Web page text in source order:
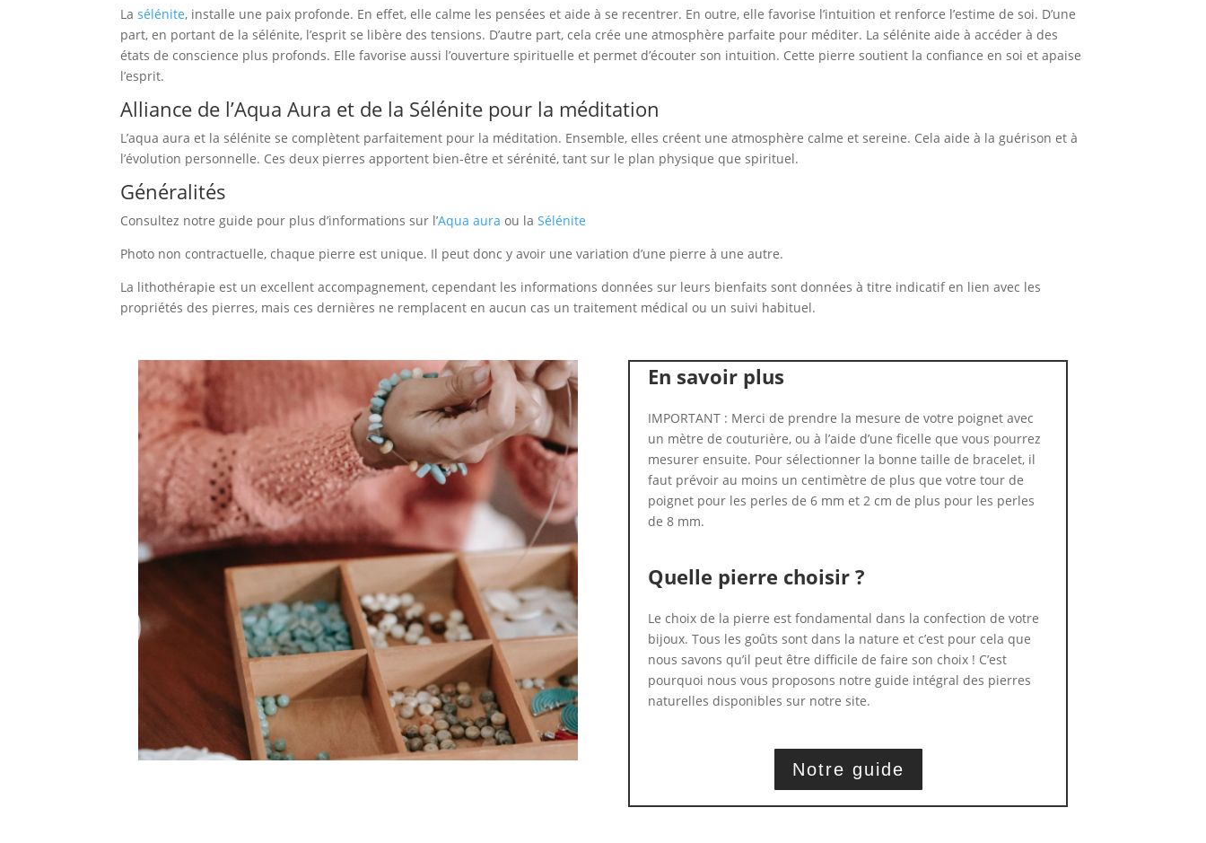
Lasélénite, installe une paix profonde. En effet, elle calme les pensées et aide à se recentrer. En outre, elle favorise l’intuition et renforce l’estime de soi. D’une
part, en portant de la sélénite, l’esprit se libère des tensions. D’autre part, cela crée une atmosphère parfaite pour méditer. La sélénite aide à accéder à des
états de conscience plus profonds. Elle favorise aussi l’ouverture spirituelle et permet d’écouter son intuition. Cette pierre soutient la confiance en soi et apaise
l’esprit.
Alliance de l’Aqua Aura et de la Sélénite pour la méditation
L’aqua aura et la sélénite se complètent parfaitement pour la méditation. Ensemble, elles créent une atmosphère calme et sereine. Cela aide à la guérison et à
l’évolution personnelle. Ces deux pierres apportent bien-être et sérénité, tant sur le plan physique que spirituel.
Généralités
Consultez notre guide pour plus d’informations sur l’Aqua auraou laSélénite
Photo non contractuelle, chaque pierre est unique. Il peut donc y avoir une variation d’une pierre à une autre.
La lithothérapie est un excellent accompagnement, cependant les informations données sur leurs bienfaits sont données à titre indicatif en lien avec les
propriétés des pierres, mais ces dernières ne remplacent en aucun cas un traitement médical ou un suivi habituel.
En savoir plus
IMPORTANT : Merci de prendre la mesure de votre poignet avec
un mètre de couturière, ou à l’aide d’une ficelle que vous pourrez
mesurer ensuite. Pour sélectionner la bonne taille de bracelet, il
faut prévoir au moins un centimètre de plus que votre tour de
poignet pour les perles de 6 mm et 2 cm de plus pour les perles
de 8 mm.
Quelle pierre choisir ?
Le choix de la pierre est fondamental dans la confection de votre
bijoux. Tous les goûts sont dans la nature et c’est pour cela que
nous savons qu’il peut être difficile de faire son choix ! C’est
pourquoi nous vous proposons notre guide intégral des pierres
naturelles disponibles sur notre site.
Notre guide